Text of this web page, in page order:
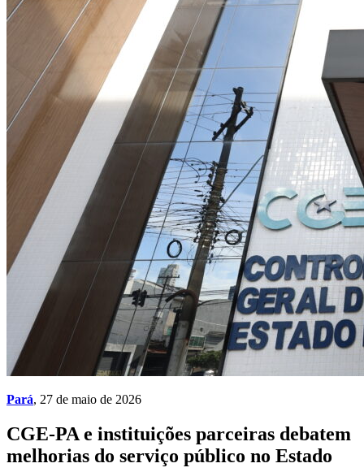
Pará, 27 de maio de 2026
CGE-PA e instituições parceiras debatem
melhorias do serviço público no Estado